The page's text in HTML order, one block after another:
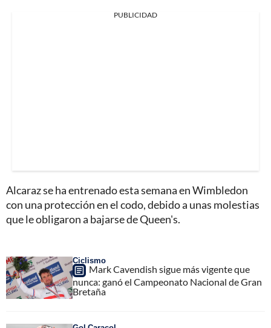
PUBLICIDAD
Alcaraz se ha entrenado esta semana en Wimbledon
con una protección en el codo, debido a unas molestias
que le obligaron a bajarse de Queen's.
Ciclismo
Mark Cavendish sigue más vigente que
nunca: ganó el Campeonato Nacional de Gran
Bretaña